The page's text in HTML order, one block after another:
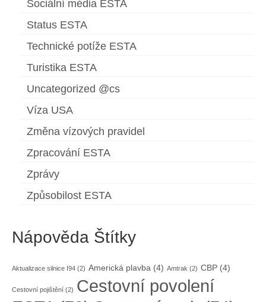
Sociální média ESTA
Status ESTA
Technické potíže ESTA
Turistika ESTA
Uncategorized @cs
Víza USA
Změna vízových pravidel
Zpracování ESTA
Zprávy
Způsobilost ESTA
Nápověda Štítky
Aktualizace silnice I94 (2) Americká plavba (4) Amtrak (2) CBP (4)
Cestovní pojištění (2) Cestovní povolení